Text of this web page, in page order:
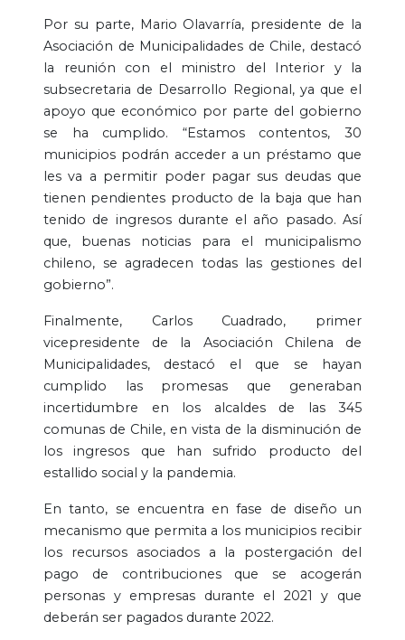
Por su parte, Mario Olavarría, presidente de la
Asociación de Municipalidades de Chile, destacó
la reunión con el ministro del Interior y la
subsecretaria de Desarrollo Regional, ya que el
apoyo que económico por parte del gobierno
se ha cumplido. “Estamos contentos, 30
municipios podrán acceder a un préstamo que
les va a permitir poder pagar sus deudas que
tienen pendientes producto de la baja que han
tenido de ingresos durante el año pasado. Así
que, buenas noticias para el municipalismo
chileno, se agradecen todas las gestiones del
gobierno”.
Finalmente, Carlos Cuadrado, primer
vicepresidente de la Asociación Chilena de
Municipalidades, destacó el que se hayan
cumplido las promesas que generaban
incertidumbre en los alcaldes de las 345
comunas de Chile, en vista de la disminución de
los ingresos que han sufrido producto del
estallido social y la pandemia.
En tanto, se encuentra en fase de diseño un
mecanismo que permita a los municipios recibir
los recursos asociados a la postergación del
pago de contribuciones que se acogerán
personas y empresas durante el 2021 y que
deberán ser pagados durante 2022.